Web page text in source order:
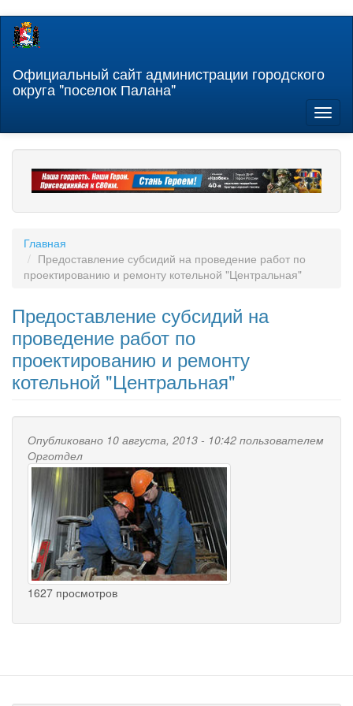
Перейти
содержанию
Официальный сайт администрации городского
округа "поселок Палана"
Главная
Предоставление субсидий на проведение работ по
проектированию и ремонту котельной "Центральная"
Предоставление субсидий на
проведение работ по
проектированию и ремонту
котельной "Центральная"
Опубликовано 10 августа, 2013 - 10:42 пользователем
Орготдел
1627 просмотров